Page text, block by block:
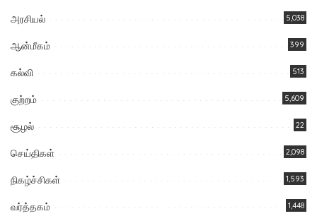
அரசியல் 5,038
ஆன்மீகம் 399
கல்வி 513
குற்றம் 5,609
சூழல் 22
செய்திகள் 2,098
நிகழ்ச்சிகள் 1,593
வர்த்தகம் 1,448